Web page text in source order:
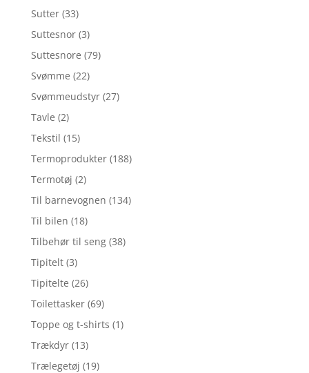
Sutter (33)
Suttesnor (3)
Suttesnore (79)
Svømme (22)
Svømmeudstyr (27)
Tavle (2)
Tekstil (15)
Termoprodukter (188)
Termotøj (2)
Til barnevognen (134)
Til bilen (18)
Tilbehør til seng (38)
Tipitelt (3)
Tipitelte (26)
Toilettasker (69)
Toppe og t-shirts (1)
Trækdyr (13)
Trælegetøj (19)